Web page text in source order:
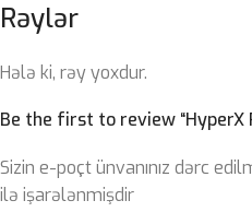
Rəylər
Hələ ki, rəy yoxdur.
Be the first to review “HyperX
Sizin e-poçt ünvanınız dərc
ilə işarələnmişdir